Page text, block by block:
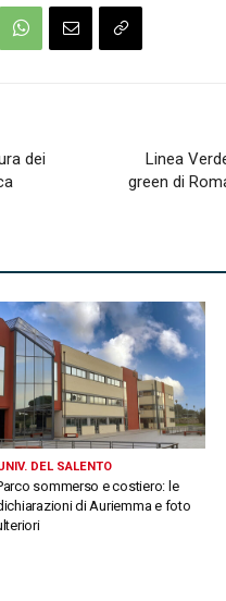
dei
Linea
green di
DEL SALENTO
sommerso e costiero: le
di Auriemma e foto